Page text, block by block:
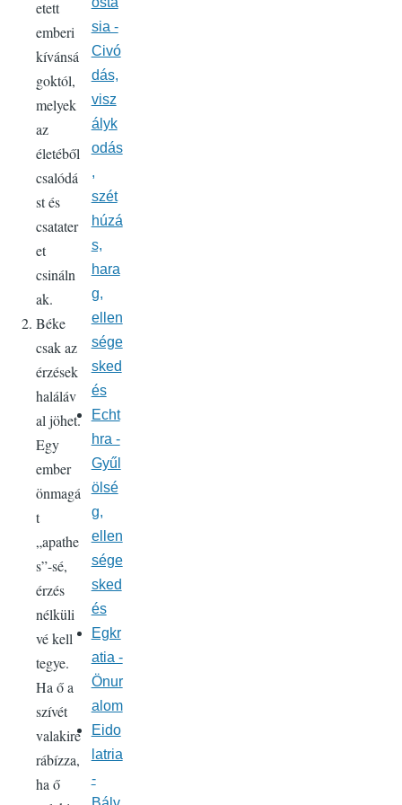
etett
emberi
kívánsá
goktól,
melyek
az
életéből
csalódá
st és
csatater
et
csináln
ak.
Béke
csak az
érzések
haláláv
al jöhet.
Egy
ember
önmagá
t
„apathe
s”-sé,
érzés
nélküli
vé kell
tegye.
Ha ő a
szívét
valakire
rábízza,
ha ő
sia -
Civó
dás,
visz
ályk
odás
,
szét
húzá
s,
hara
g,
ellen
sége
sked
és
Echt
hra -
Gyűl
ölsé
g,
ellen
sége
sked
és
Egkr
atia -
Önur
alom
Eido
latria
-